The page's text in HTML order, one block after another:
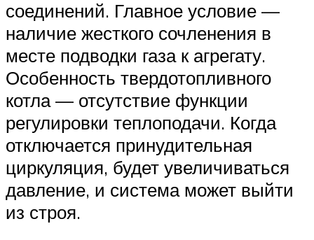
соединений. Главное условие —
наличие жесткого сочленения в
месте подводки газа к агрегату.
Особенность твердотопливного
котла — отсутствие функции
регулировки теплоподачи. Когда
отключается принудительная
циркуляция, будет увеличиваться
давление, и система может выйти
из строя.